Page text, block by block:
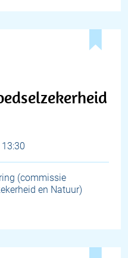
13:30
(commissie
en Natuur)